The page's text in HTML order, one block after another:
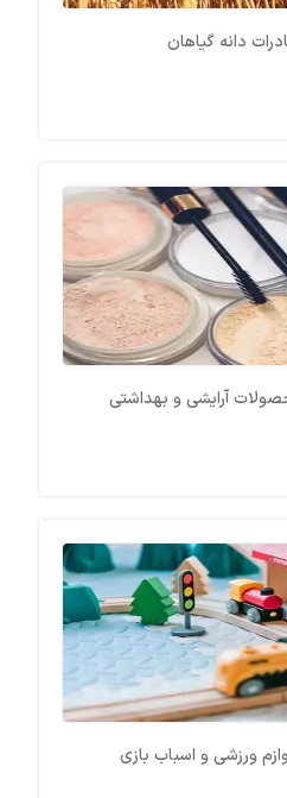
دانه گیاهان
آرایشی و بهداشتی
ورزشی و اسباب بازی